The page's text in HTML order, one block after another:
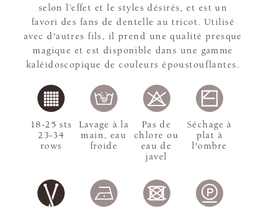
selon l’effet et le styles désirés, et est un
favori des fans de dentelle au tricot. Utilisé
avec d'autres fils, il prend une qualité presque
magique et est disponible dans une gamme
kaléidoscopique de couleurs époustouflantes.
18-25 sts
23-34
rows
Lavage à la
main, eau
froide
Pas de
chlore ou
eau de
javel
Séchage à
plat à
l'ombre